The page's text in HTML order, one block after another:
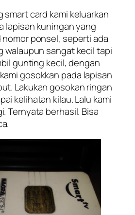
smart card kami keluarkan
lapisan kuningan yang
nomor ponsel, seperti ada
walaupun sangat kecil tapi
gunting kecil, dengan
gosokkan pada lapisan
Lakukan gosokan ringan
kelihatan kilau. Lalu kami
Ternyata berhasil. Bisa